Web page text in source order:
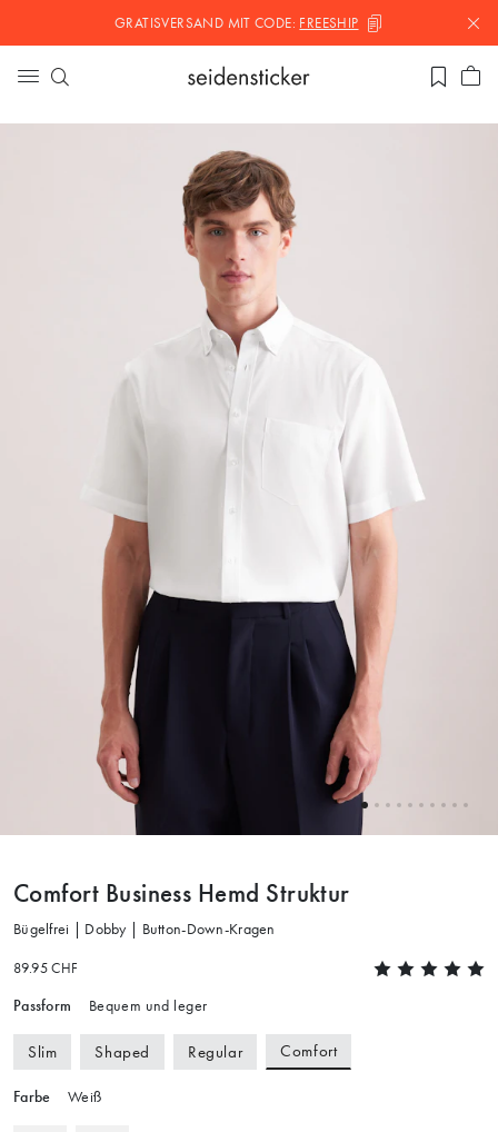
GRATISVERSAND MITCODE: FREESHIP
Comfort Business Hemd Struktur
Bügelfrei | Dobby | Button-Down-Kragen
89.95 CHF
Passform Bequem und leger
Slim Shaped Regular Comfort
Farbe Weiß